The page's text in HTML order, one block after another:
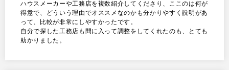
ハウスメーカーや工務店を複数紹介してくださり、ここのは何が
得意で、どういう理由でオススメなのかも分かりやすく説明があ
って、比較が非常にしやすかったです。
自分で探した工務店も間に入って調整をしてくれたのも、とても
助かりました。